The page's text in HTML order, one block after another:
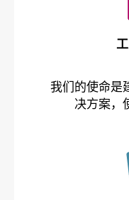
我们的使命是
决方案，